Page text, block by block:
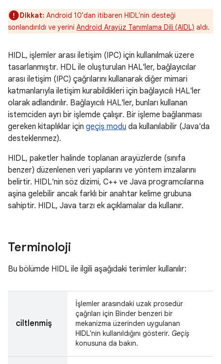
Dikkat: Android 10'dan itibaren HIDL'nin desteği
sonlandırıldı ve yerini Android Arayüz Tanımlama Dili (AIDL) aldı.
HIDL, işlemler arası iletişim (IPC) için kullanılmak üzere
tasarlanmıştır. HDL ile oluşturulan HAL'ler, bağlayıcılar
arası iletişim (IPC) çağrılarını kullanarak diğer mimari
katmanlarıyla iletişim kurabildikleri için bağlayıcılı HAL'ler
olarak adlandırılır. Bağlayıcılı HAL'ler, bunları kullanan
istemciden ayrı bir işlemde çalışır. Bir işleme bağlanması
gereken kitaplıklar için geçiş modu da kullanılabilir (Java'da
desteklenmez).
HIDL, paketler halinde toplanan arayüzlerde (sınıfa
benzer) düzenlenen veri yapılarını ve yöntem imzalarını
belirtir. HIDL'nin söz dizimi, C++ ve Java programcılarına
aşina gelebilir ancak farklı bir anahtar kelime grubuna
sahiptir. HIDL, Java tarzı ek açıklamalar da kullanır.
Terminoloji
Bu bölümde HIDL ile ilgili aşağıdaki terimler kullanılır:
ciltlenmiş
İşlemler arasındaki uzak prosedür
çağrıları için Binder benzeri bir
mekanizma üzerinden uygulanan
HIDL'nin kullanıldığını gösterir. Geçiş
konusuna da bakın.